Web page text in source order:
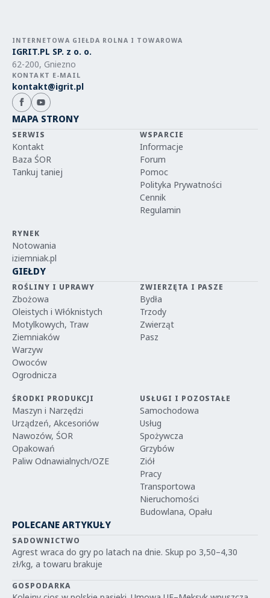
INTERNETOWA GIEŁDA ROLNA I TOWAROWA
IGRIT.PL SP. z o. o.
62-200, Gniezno
KONTAKT E-MAIL
kontakt@igrit.pl
MAPA STRONY
SERWIS
Kontakt
Baza ŚOR
Tankuj taniej
WSPARCIE
Informacje
Forum
Pomoc
Polityka Prywatności
Cennik
Regulamin
RYNEK
Notowania
iziemniak.pl
GIEŁDY
ROŚLINY I UPRAWY
Zbożowa
Oleistych i Włóknistych
Motylkowych, Traw
Ziemniaków
Warzyw
Owoców
Ogrodnicza
ZWIERZĘTA I PASZE
Bydła
Trzody
Zwierząt
Pasz
ŚRODKI PRODUKCJI
Maszyn i Narzędzi
Urządzeń, Akcesoriów
Nawozów, ŚOR
Opakowań
Paliw Odnawialnych/OZE
USŁUGI I POZOSTAŁE
Samochodowa
Usług
Spożywcza
Grzybów
Ziół
Pracy
Transportowa
Nieruchomości
Budowlana, Opału
POLECANE ARTYKUŁY
SADOWNICTWO
Agrest wraca do gry po latach na dnie. Skup po 3,50–4,30
zł/kg, a towaru brakuje
GOSPODARKA